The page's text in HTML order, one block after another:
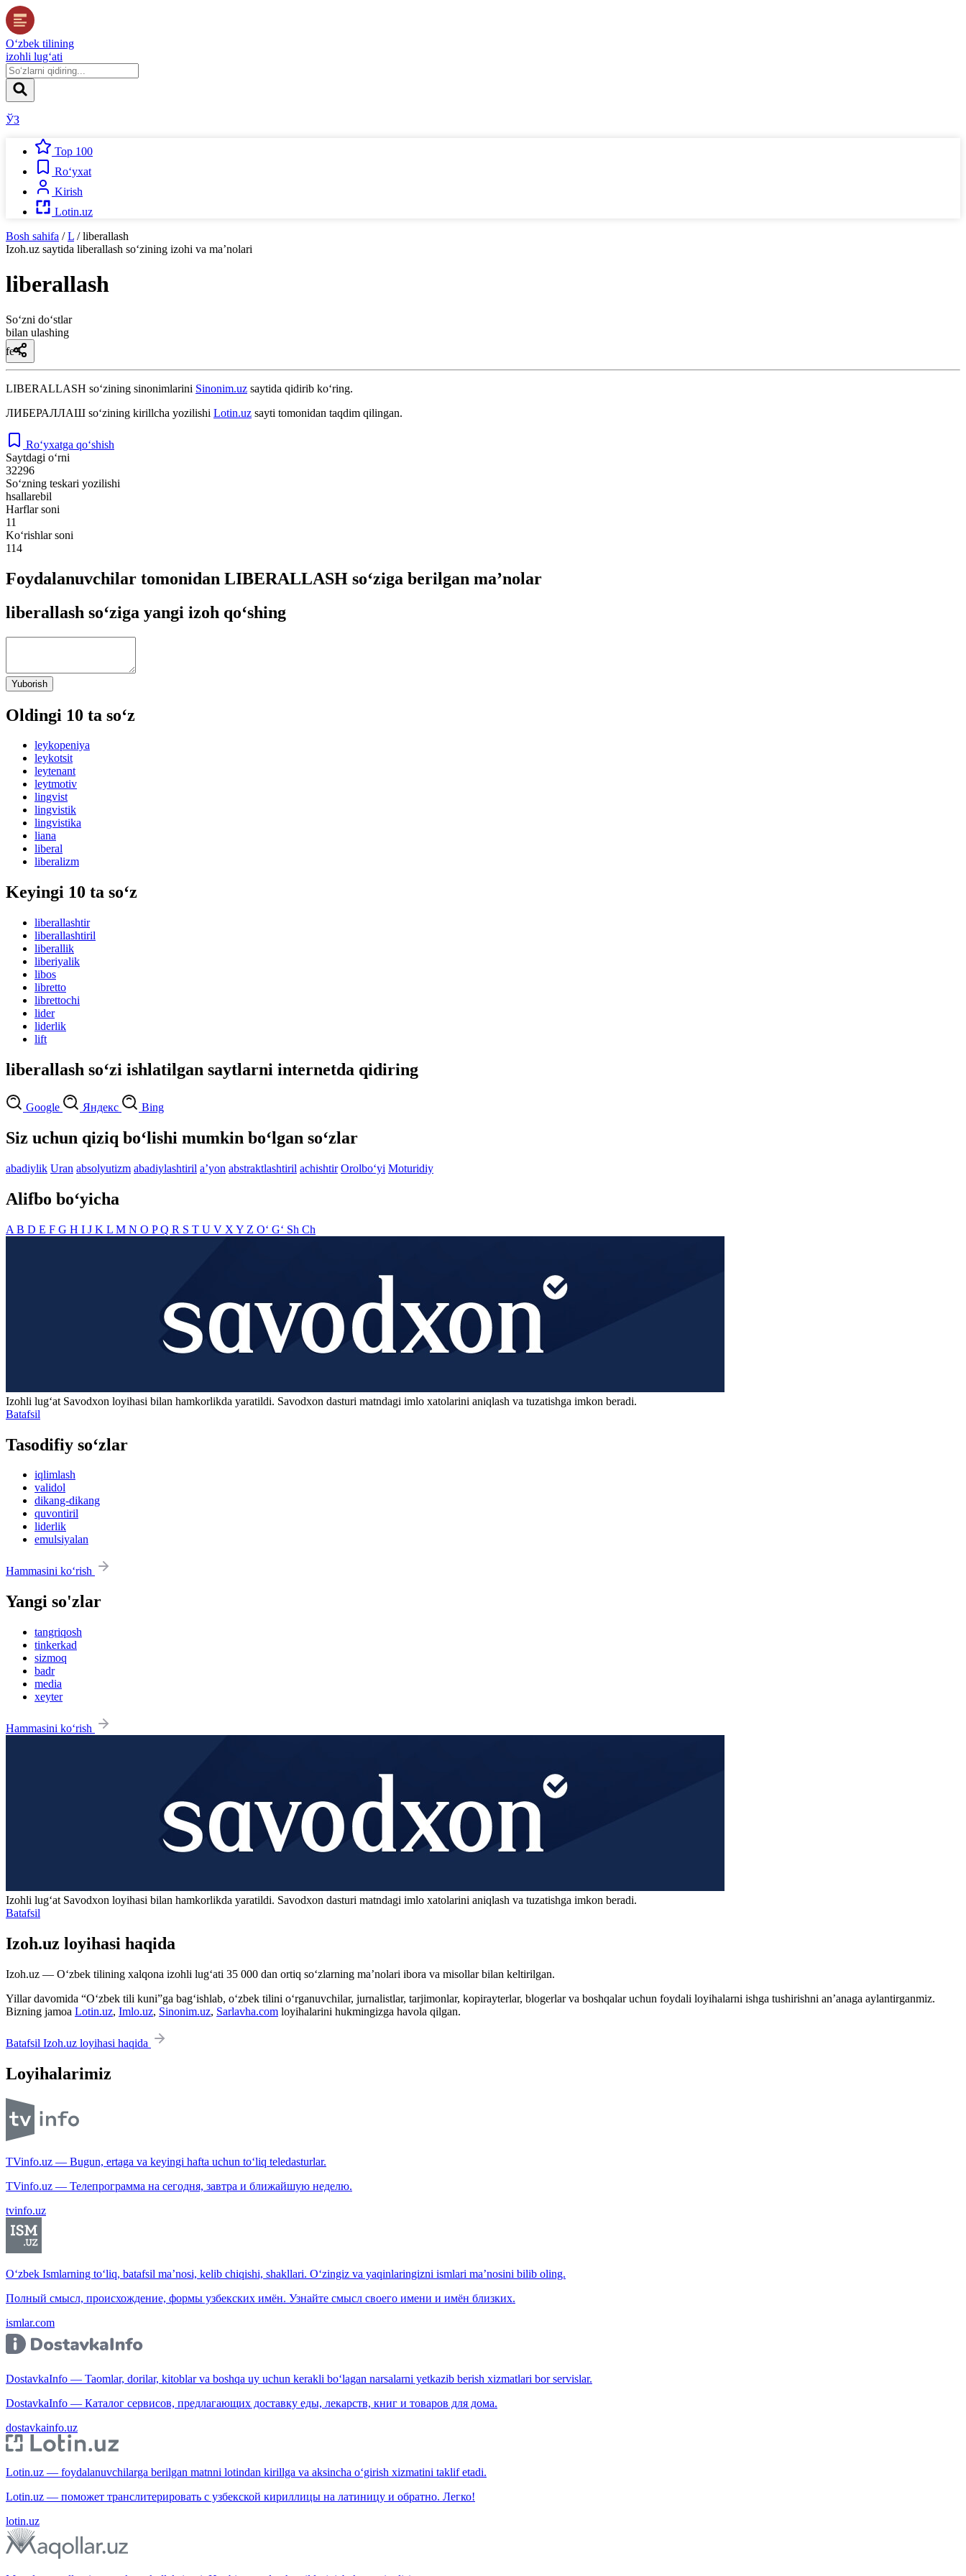
O‘zbek tilining
izohli lug‘ati
ЎЗ
Top 100
Ro‘yxat
Kirish
Lotin.uz
Bosh sahifa / L / liberallash
Izoh.uz saytida liberallash so‘zining izohi va ma’nolari
liberallash
So‘zni do‘stlar
bilan ulashing
fe’l
LIBERALLASH so‘zining sinonimlarini Sinonim.uz saytida qidirib ko‘ring.
ЛИБЕРАЛЛАШ so‘zining kirillcha yozilishi Lotin.uz sayti tomonidan taqdim qilingan.
Ro‘yxatga qo‘shish
Saytdagi o‘rni
32296
So‘zning teskari yozilishi
hsallarebil
Harflar soni
11
Ko‘rishlar soni
114
Foydalanuvchilar tomonidan LIBERALLASH so‘ziga berilgan ma’nolar
liberallash so‘ziga yangi izoh qo‘shing
Yuborish
Oldingi 10 ta so‘z
leykopeniya
leykotsit
leytenant
leytmotiv
lingvist
lingvistik
lingvistika
liana
liberal
liberalizm
Keyingi 10 ta so‘z
liberallashtir
liberallashtiril
liberallik
liberiyalik
libos
libretto
librettochi
lider
liderlik
lift
liberallash so‘zi ishlatilgan saytlarni internetda qidiring
Google Яндекс Bing
Siz uchun qiziq bo‘lishi mumkin bo‘lgan so‘zlar
abadiylik Uran absolyutizm abadiylashtiril aʼyon abstraktlashtiril achishtir Orolbo‘yi Moturidiy
Alifbo bo‘yicha
A B D E F G H I J K L M N O PQ R S T U V X Y Z O‘ G‘ Sh Ch
Izohli lugʻat Savodxon loyihasi bilan hamkorlikda yaratildi. Savodxon dasturi matndagi imlo xatolarini aniqlash va tuzatishga imkon beradi.
Batafsil
Tasodifiy so‘zlar
iqlimlash
validol
dikang-dikang
quvontiril
liderlik
emulsiyalan
Hammasini ko‘rish
Yangi so'zlar
tangriqosh
tinkerkad
sizmoq
badr
media
xeyter
Hammasini ko‘rish
Izohli lugʻat Savodxon loyihasi bilan hamkorlikda yaratildi. Savodxon dasturi matndagi imlo xatolarini aniqlash va tuzatishga imkon beradi.
Batafsil
Izoh.uz loyihasi haqida
Izoh.uz — O‘zbek tilining xalqona izohli lug‘ati 35 000 dan ortiq so‘zlarning ma’nolari ibora va misollar bilan keltirilgan.
Yillar davomida “O‘zbek tili kuni”ga bag‘ishlab, o‘zbek tilini o‘rganuvchilar, jurnalistlar, tarjimonlar, kopirayterlar, blogerlar va boshqalar uchun foydali loyihalarni ishga tushirishni an’anaga aylantirganmiz.
Bizning jamoa Lotin.uz, Imlo.uz, Sinonim.uz, Sarlavha.com loyihalarini hukmingizga havola qilgan.
Batafsil Izoh.uz loyihasi haqida
Loyihalarimiz
TVinfo.uz — Bugun, ertaga va keyingi hafta uchun to‘liq teledasturlar.
TVinfo.uz — Телепрограмма на сегодня, завтра и ближайшую неделю.
tvinfo.uz
O‘zbek Ismlarning to‘liq, batafsil ma’nosi, kelib chiqishi, shakllari. O‘zingiz va yaqinlaringizni ismlari ma’nosini bilib oling.
Полный смысл, происхождение, формы узбекских имён. Узнайте смысл своего имени и имён близких.
ismlar.com
DostavkaInfo — Taomlar, dorilar, kitoblar va boshqa uy uchun kerakli bo‘lagan narsalarni yetkazib berish xizmatlari bor servislar.
DostavkaInfo — Каталог сервисов, предлагающих доставку еды, лекарств, книг и товаров для дома.
dostavkainfo.uz
Lotin.uz — foydalanuvchilarga berilgan matnni lotindan kirillga va aksincha o‘girish xizmatini taklif etadi.
Lotin.uz — поможет транслитерировать с узбекской кириллицы на латиницу и обратно. Легко!
lotin.uz